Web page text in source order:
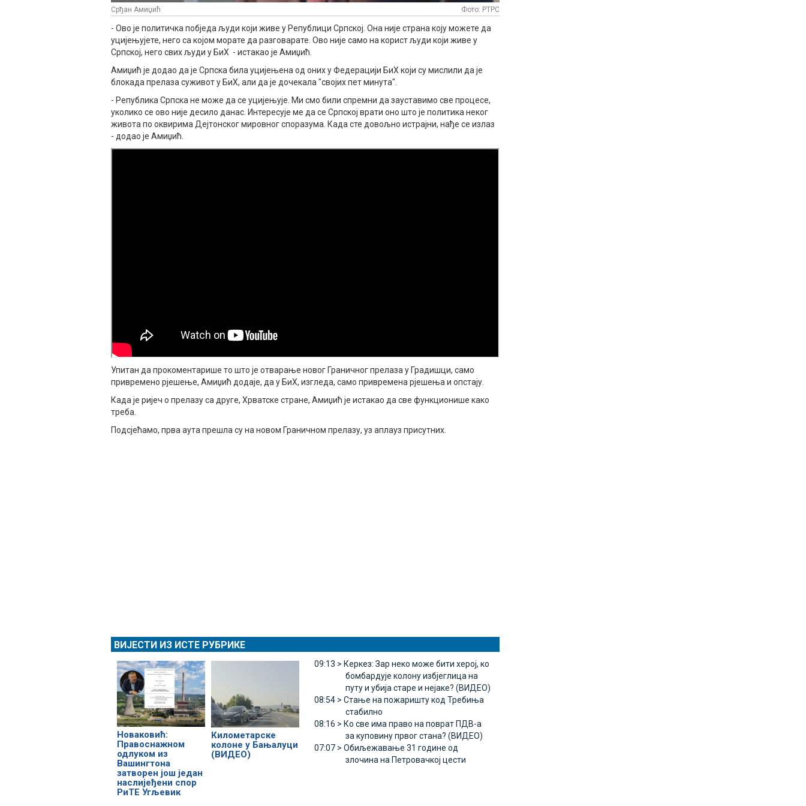
Срђан Амиџић Фото: РТРС
- Ово је политичка побједа људи који живе у Републици Српској. Она није страна коју можете да
уцијењујете, него са којом морате да разговарате. Ово није само на корист људи који живе у
Српској, него свих људи у БиХ - истакао је Амиџић.
Амиџић је додао да је Српска била уцијењена од оних у Федерацији БиХ који су мислили да је
блокада прелаза суживот у БиХ, али да је дочекала "својих пет минута".
- Република Српска не може да се уцијењује. Ми смо били спремни да зауставимо све процесе,
уколико се ово није десило данас. Интересује ме да се Српској врати оно што је политика неког
живота по оквирима Дејтонског мировног споразума. Када сте довољно истрајни, нађе се излаз
- додао је Амиџић.
Упитан да прокоментарише то што је отварање новог Граничног прелаза у Градишци, само
привремено рјешење, Амиџић додаје, да у БиХ, изгледа, само привремена рјешења и опстају.
Када је ријеч о прелазу са друге, Хрватске стране, Амиџић је истакао да све функционише како
треба.
Подсјећамо, прва аута прешла су на новом Граничном прелазу, уз аплауз присутних.
ВИЈЕСТИ ИЗ ИСТЕ РУБРИКЕ
Новаковић:
Правоснажном
одлуком из
Вашингтона
затворен још један
наслијеђени спор
РиТЕ Угљевик
Километарске
колоне у Бањалуци
(ВИДЕО)
09:13 > Керкез: Зар неко може бити херој, ко
бомбардује колону избјеглица на
путу и убија старе и нејаке? (ВИДЕО)
08:54 > Стање на пожаришту код Требиња
стабилно
08:16 > Ко све има право на поврат ПДВ-а
за куповину првог стана? (ВИДЕО)
07:07 > Обиљежавање 31 године од
злочина на Петровачкој цести